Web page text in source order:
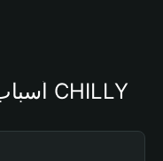
أسباب أهمية استخدام محفظة CHILLY